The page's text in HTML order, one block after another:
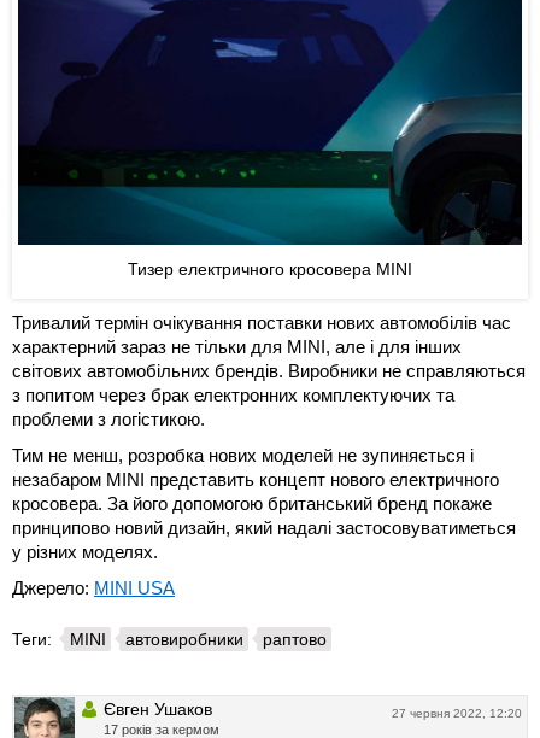
Тизер електричного кросовера MINI
Тривалий термін очікування поставки нових автомобілів час
характерний зараз не тільки для MINI, але і для інших
світових автомобільних брендів. Виробники не справляються
з попитом через брак електронних комплектуючих та
проблеми з логістикою.
Тим не менш, розробка нових моделей не зупиняється і
незабаром MINI представить концепт нового електричного
кросовера. За його допомогою британський бренд покаже
принципово новий дизайн, який надалі застосовуватиметься
у різних моделях.
Джерело: MINI USA
Теги: MINI автовиробники раптово
27 червня 2022, 12:20
Євген Ушаков
17 років за кермом